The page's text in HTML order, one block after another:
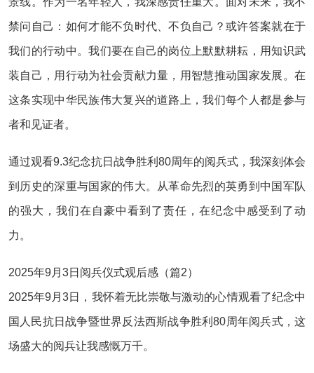
禁问自己：如何才能不负时代、不负自己？或许答案就在于
我们的行动中。我们要在自己的岗位上默默耕耘，用知识武
装自己，用行动为社会贡献力量，用智慧推动国家发展。在
这条实现中华民族伟大复兴的道路上，我们每个人都是参与
者和见证者。
通过观看9.3纪念抗日战争胜利80周年的阅兵式，我深刻体会
到历史的深重与国家的伟大。从革命先烈的英勇到中国军队
的强大，我们在自豪中看到了责任，在纪念中感受到了动
力。
2025年9月3日阅兵仪式观后感（篇2）
2025年9月3日，我怀着无比崇敬与激动的心情观看了纪念中
国人民抗日战争暨世界反法西斯战争胜利80周年阅兵式，这
场盛大的阅兵让我感慨万千。